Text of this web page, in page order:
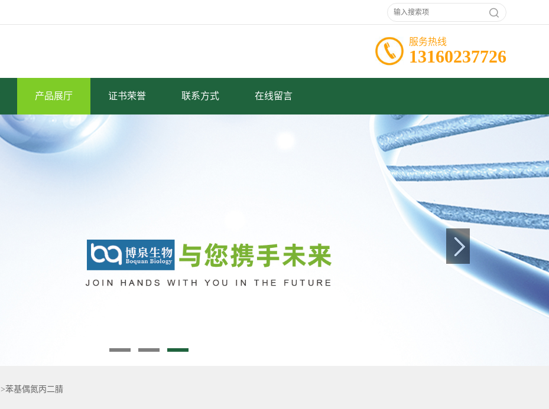
服务热线
13160237726
产品展厅 证书荣誉 联系方式 在线留言
>苯基偶氮丙二腈